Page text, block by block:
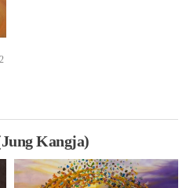
Kangja)